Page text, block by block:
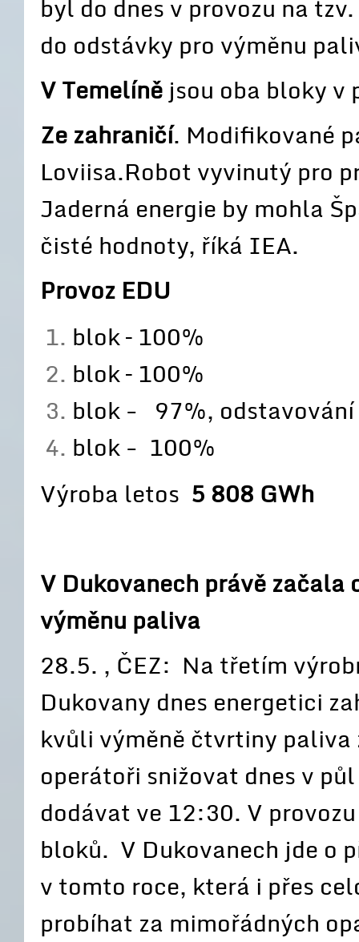
byl do dnes v provozu na
do odstávky pro výměnu
V Temelíně jsou oba bloky v
Ze zahraničí. Modifikované
Loviisa.Robot vyvinutý pro
Jaderná energie by mohla
čisté hodnoty, říká IEA.
Provoz EDU
blok – 100%
blok – 100%
blok - 97%,
blok - 100%
Výroba letos 5 808 GWh
V Dukovanech právě
výměnu paliva
28.5. , ČEZ: Na třetím
Dukovany dnes energetici
kvůli výměně čtvrtiny
operátoři snižovat dnes v
dodávat ve 12:30. V
bloků. V Dukovanech jde o
v tomto roce, která i přes
probíhat za mimořádných